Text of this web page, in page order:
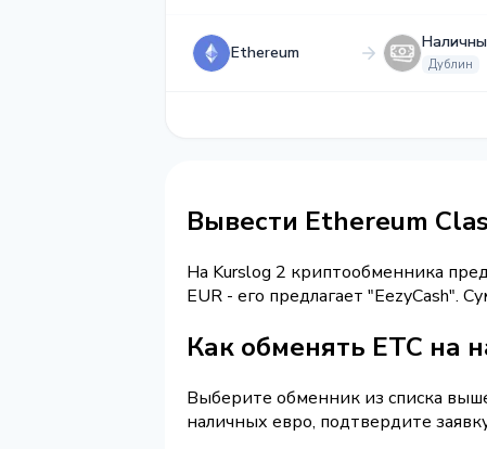
Ethereum
Дублин
Вывести Ethereum
На Kurslog 2 криптообменника
EUR - его предлагает "EezyCash".
Как обменять ETC на
Выберите обменник из списка
наличных евро, подтвердите